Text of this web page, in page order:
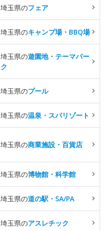
埼玉県のフェア
埼玉県のキャンプ場・BBQ場
埼玉県の遊園地・テーマパー
ク
埼玉県のプール
埼玉県の温泉・スパリゾート
埼玉県の商業施設・百貨店
埼玉県の博物館・科学館
埼玉県の道の駅・SA/PA
埼玉県のアスレチック